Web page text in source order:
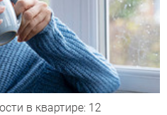
в квартире: 12